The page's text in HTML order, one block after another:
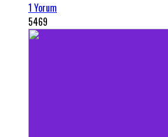
1 Yorum
5469